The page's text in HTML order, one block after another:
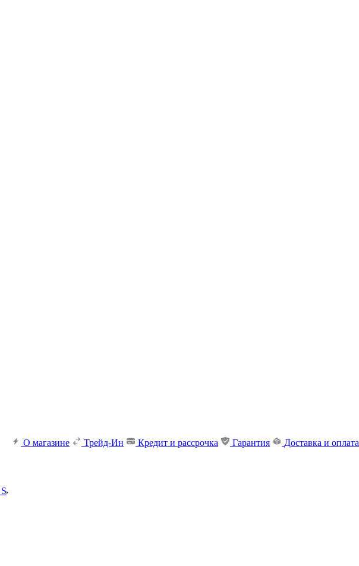
О магазине Трейд-Ин Кредит и рассрочка Гарантия Доставка и оплата